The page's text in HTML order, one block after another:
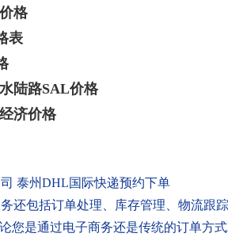
格
表
陆路SAL价格
济价格
泰州DHL国际快递预约下单
还包括订单处理、库存管理、物流跟
您是通过电子商务还是传统的订单方